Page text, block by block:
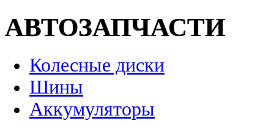
АВТОЗАПЧАСТИ
Колесные диски
Шины
Аккумуляторы